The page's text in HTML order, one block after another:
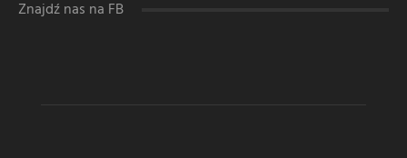
Znajdź nas na FB